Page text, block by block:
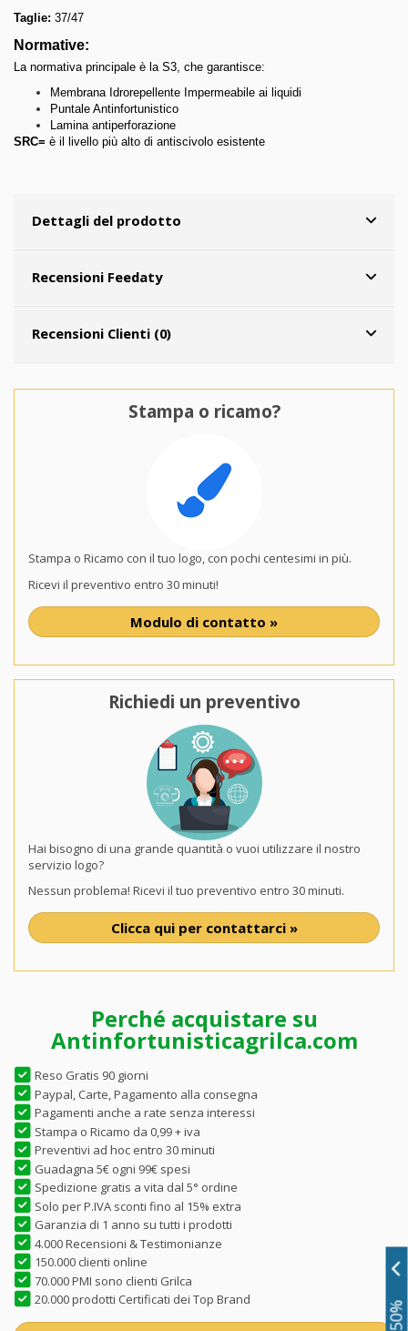
Taglie: 37/47
Normative:
La normativa principale è la S3, che garantisce:
Membrana Idrorepellente Impermeabile ai liquidi
Puntale Antinfortunistico
Lamina antiperforazione
SRC= è il livello più alto di antiscivolo esistente
Dettagli del prodotto
Recensioni Feedaty
Recensioni Clienti (0)
Stampa o ricamo?
Stampa o Ricamo con il tuo logo, con pochi centesimi in più.
Ricevi il preventivo entro 30 minuti!
Modulo di contatto »
Richiedi un preventivo
Hai bisogno di una grande quantità o vuoi utilizzare il nostro
servizio logo?
Nessun problema! Ricevi il tuo preventivo entro 30 minuti.
Clicca qui per contattarci »
Perché acquistare su
Antinfortunisticagrilca.com
Reso Gratis 90 giorni
Paypal, Carte, Pagamento alla consegna
Pagamenti anche a rate senza interessi
Stampa o Ricamo da 0,99 + iva
Preventivi ad hoc entro 30 minuti
Guadagna 5€ ogni 99€ spesi
Spedizione gratis a vita dal 5° ordine
Solo per P.IVA sconti fino al 15% extra
Garanzia di 1 anno su tutti i prodotti
4.000 Recensioni & Testimonianze
150.000 clienti online
70.000 PMI sono clienti Grilca
20.000 prodotti Certificati dei Top Brand